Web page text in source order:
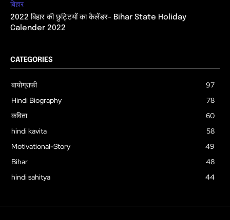
बिहार
2022 बिहार की छुट्टियों का कैलेंडर- Bihar State Holiday
Calender 2022
CATEGORIES
बायोग्राफी
97
Hindi Biography
78
कविता
60
hindi kavita
58
Motivational-Story
49
Bihar
48
hindi sahitya
44